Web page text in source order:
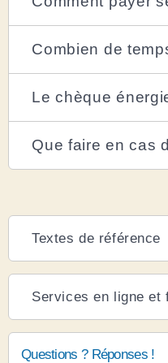
Combien de
Le chèque
Que faire en cas
Textes de référence
Services en ligne et
Questions ? Réponses !